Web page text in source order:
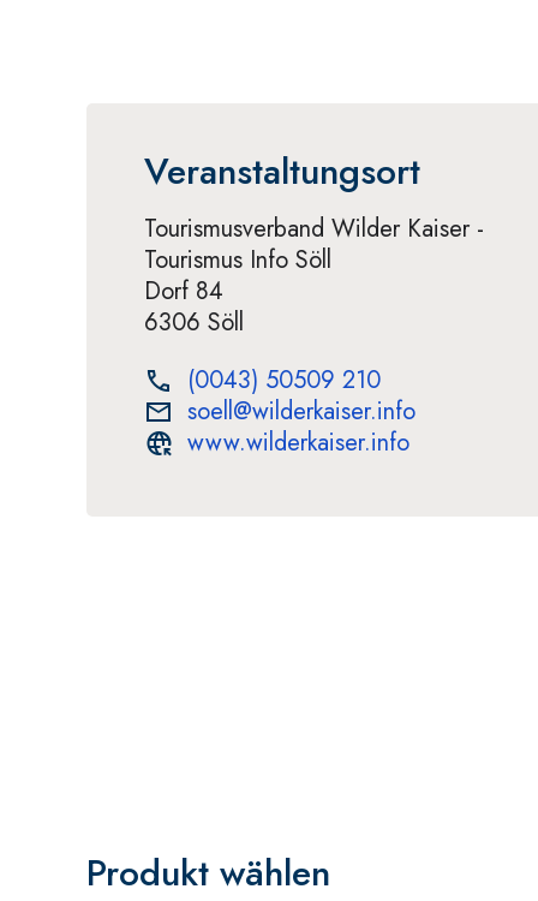
Veranstaltungsort
Tourismusverband Wilder Kaiser -
Tourismus Info Söll
Dorf 84
6306 Söll
(0043) 50509 210
soell@wilderkaiser.info
www.wilderkaiser.info
Produkt wählen